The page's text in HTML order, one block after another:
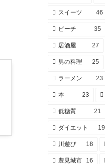
スイーツ 46
ビーチ 35
居酒屋 27
男の料理 25
ラーメン 23
本 23
低糖質 21
ダイエット 19
川遊び 18
豊見城市 16